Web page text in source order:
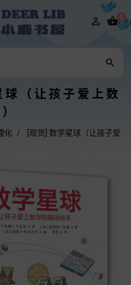
 0

（让孩子爱上数
化
[现货] 数学星球（让孩子爱